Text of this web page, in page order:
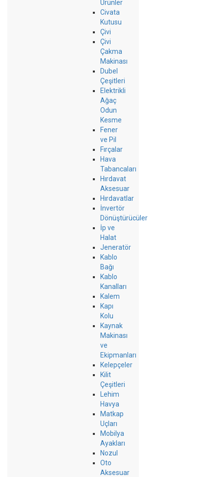
Ürünler
Civata
Kutusu
Çivi
Çivi
Çakma
Makinası
Dubel
Çeşitleri
Elektrikli
Ağaç
Odun
Kesme
Fener
ve Pil
Fırçalar
Hava
Tabancaları
Hırdavat
Aksesuar
Hırdavatlar
İnvertör
Dönüştürücüler
İp ve
Halat
Jeneratör
Kablo
Bağı
Kablo
Kanalları
Kalem
Kapı
Kolu
Kaynak
Makinası
ve
Ekipmanları
Kelepçeler
Kilit
Çeşitleri
Lehim
Havya
Matkap
Uçları
Mobilya
Ayakları
Nozul
Oto
Aksesuar